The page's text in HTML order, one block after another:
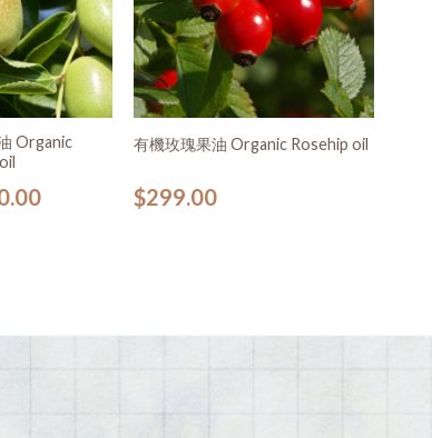
Organic
有機玫瑰果油 Organic Rosehip oil
$299.00